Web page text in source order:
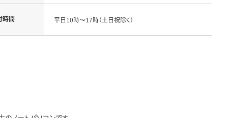
時間 平日10時～17時（土日祝除く）